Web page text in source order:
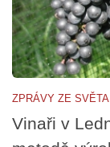
ZPRÁVY ZE
Vinaři v